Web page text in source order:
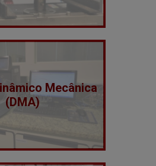
Mecânica
(DMA)